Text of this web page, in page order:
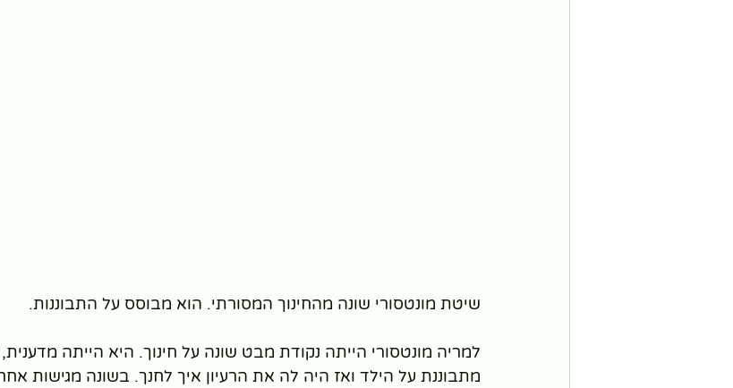
שיטת מונטסורי שונה מהחינוך המסורתי. הוא מבוסס על התבוננות.
למריה מונטסורי הייתה נקודת מבט שונה על חינוך. היא הייתה
מתבוננת על הילד ואז היה לה את הרעיון איך לחנך. בשונה מגישות